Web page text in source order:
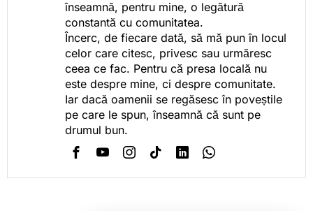
înseamnă, pentru mine, o legătură
constantă cu comunitatea.
Încerc, de fiecare dată, să mă pun în locul
celor care citesc, privesc sau urmăresc
ceea ce fac. Pentru că presa locală nu
este despre mine, ci despre comunitate.
Iar dacă oamenii se regăsesc în poveștile
pe care le spun, înseamnă că sunt pe
drumul bun.